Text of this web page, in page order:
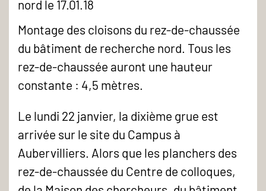
Montage des cloisons du rez-de-chaussée
du bâtiment de recherche nord. Tous les
rez-de-chaussée auront une hauteur
constante : 4,5 mètres.
Le lundi 22 janvier, la dixième grue est
arrivée sur le site du Campus à
Aubervilliers. Alors que les planchers des
rez-de-chaussée du Centre de colloques,